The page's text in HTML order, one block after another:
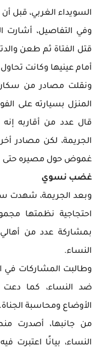
السويداء الغربي، قبل
وفي التفاصيل، أشارت
قتل الفتاة ثم طعن
أمام عينيها وكانت
ونقلت مصادر من سكان
المنزل بسيارته على
قال عدد من أقاربه إنه
الجريمة، لكن مصادر
غموض حول مصيره حتى
غضب نسوي
وبعد الجريمة، شهدت
احتجاجية نظمتها
بمشاركة عدد من أهالي
النساء.
وطالبت المشاركات في
ضد النساء، كما دعت
الأوضاع ومحاسبة الجناة.
من جانبها، أصدرت
النساء، بيانًا اعتبرت